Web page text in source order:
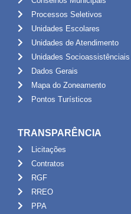
Processos Seletivos
Unidades Escolares
Unidades de Atendimento
Unidades Socioassistênciais
Dados Gerais
Mapa do Zoneamento
Pontos Turísticos
TRANSPARÊNCIA
Licitações
Contratos
RGF
RREO
PPA